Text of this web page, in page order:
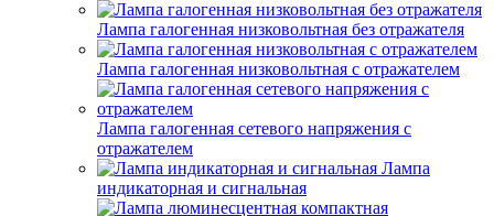
Лампа галогенная низковольтная без отражателя
Лампа галогенная низковольтная с отражателем
Лампа галогенная сетевого напряжения с
отражателем
Лампа
индикаторная и сигнальная